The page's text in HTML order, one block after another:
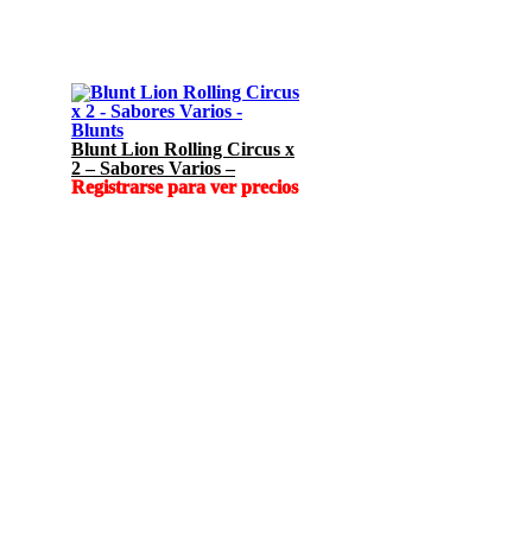
Blunts
Blunt Lion Rolling Circus x
2 – Sabores Varios –
Registrarse para ver precios